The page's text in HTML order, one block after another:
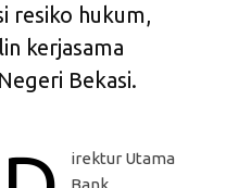
resiko hukum,
kerjasama
Bekasi.
irektur Utama
Bank